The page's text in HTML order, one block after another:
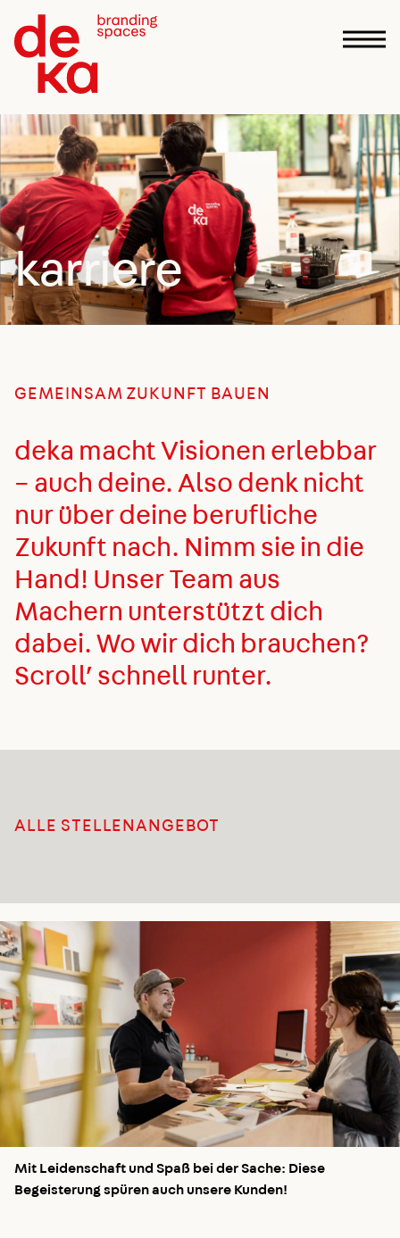
karriere
GEMEINSAM ZUKUNFT BAUEN
deka macht Visionen erlebbar
– auch deine. Also denk nicht
nur über deine berufliche
Zukunft nach. Nimm sie in die
Hand! Unser Team aus
Machern unterstützt dich
dabei. Wo wir dich brauchen?
Scroll’ schnell runter.
ALLE STELLENANGEBOT
Mit Leidenschaft und Spaß bei der Sache: Diese
Begeisterung spüren auch unsere Kunden!